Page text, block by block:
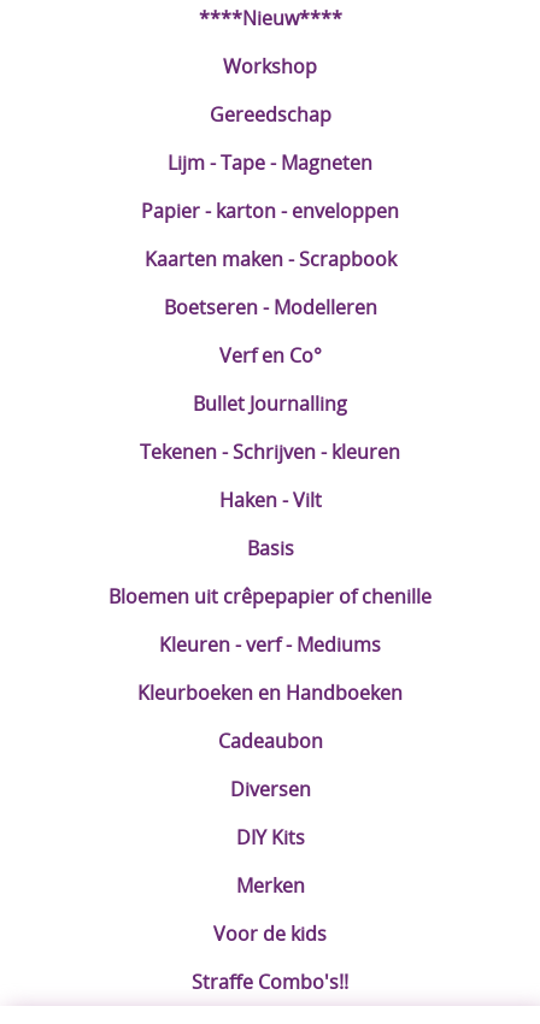
Straffe Combo's!!
****Nieuw****
Workshop
Gereedschap
Lijm - Tape - Magneten
Papier - karton - enveloppen
Kaarten maken - Scrapbook
Boetseren - Modelleren
Verf en Co°
Bullet Journalling
Tekenen - Schrijven - kleuren
Haken - Vilt
Basis
Bloemen uit crêpepapier of chenille
Kleuren - verf - Mediums
Kleurboeken en Handboeken
Cadeaubon
Diversen
DIY Kits
Merken
Voor de kids
Straffe Combo's!!